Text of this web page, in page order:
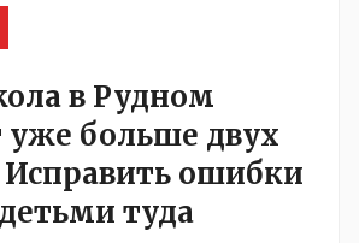
в Рудном
уже больше двух
Исправить ошибки
туда